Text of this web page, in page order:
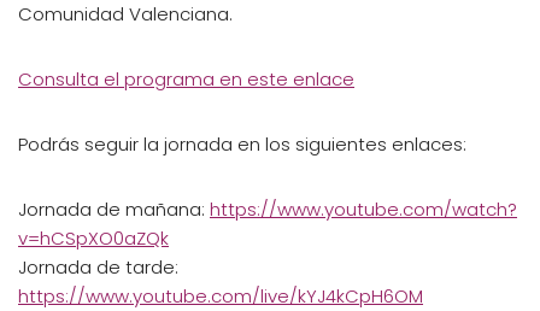
Comunidad Valenciana.
Consulta el programa en este enlace
Podrás seguir la jornada en los siguientes enlaces:
Jornada de mañana: https://www.youtube.com/watch?
v=hCSpXO0aZQk
Jornada de tarde:
https://www.youtube.com/live/kYJ4kCpH6OM